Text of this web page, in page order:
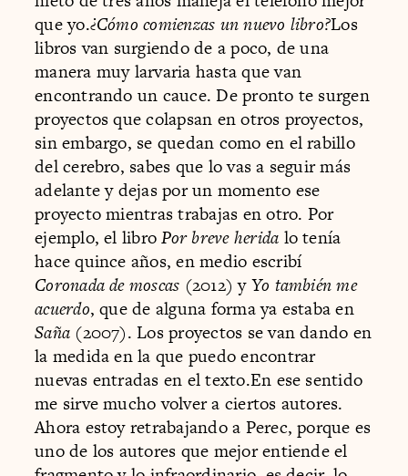
que yo.¿Cómo comienzas un nuevo libro?Los
libros van surgiendo de a poco, de una
manera muy larvaria hasta que van
encontrando un cauce. De pronto te surgen
proyectos que colapsan en otros proyectos,
sin embargo, se quedan como en el rabillo
del cerebro, sabes que lo vas a seguir más
adelante y dejas por un momento ese
proyecto mientras trabajas en otro. Por
ejemplo, el libroPor breve herida lo tenía
hace quince años, en medio escribí
Coronada de moscas (2012) yYo también me
acuerdo, que de alguna forma ya estaba en
Saña (2007). Los proyectos se van dando en
la medida en la que puedo encontrar
nuevas entradas en el texto.En ese sentido
me sirve mucho volver a ciertos autores.
Ahora estoy retrabajando a Perec, porque es
uno de los autores que mejor entiende el